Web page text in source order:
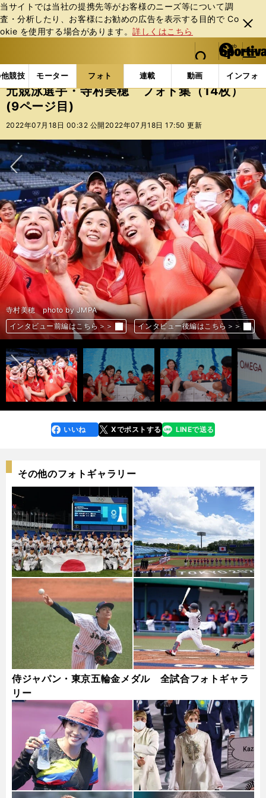
当サイトでは当社の提携先等がお客様のニーズ等について調
査・分析したり、お客様にお勧めの広告を表⽰する⽬的で Co
okie を使⽤する場合があります。詳しくはこちら
閉じ
る
web Sportiva (webスポルティーバ)
検索
マイペ
ー
ジ
メニュ
競技 モーター フォト 連載 動画 インフォ
b
ス
ポ
ル
ー
バ
フォトギャラリー コラムフォト 元競泳選手・寺村
元競泳選手・寺村美穂 フォト集（14枚）
(9ページ目)
2022年07月18日 00:32 公開 2022年07月18日 17:50 更新
次へ
寺村美穂 photo by Kishiku Torao
インタビュー前編はこちら＞＞
インタビュー後編はこちら＞＞
寺村美穂 photo by Kishiku Torao
インタビュー前編はこちら＞＞
インタビュー後編はこちら＞＞
寺村美穂 photo by Kishiku Torao
インタビュー前編はこちら＞＞
インタビュー後編はこちら＞＞
寺村美穂 photo by Kishiku Torao
インタビュー前編はこちら＞＞
インタビュー後編はこちら＞＞
寺村美穂 photo by Kishiku Torao
インタビュー前編はこちら＞＞
インタビュー後編はこちら＞＞
寺村美穂 photo by Kishiku Torao
インタビュー前編はこちら＞＞
インタビュー後編はこちら＞＞
寺村美穂 photo by Kishiku Torao
インタビュー前編はこちら＞＞
インタビュー後編はこちら＞＞
寺村美穂 photo by Kishiku Torao
インタビュー前編はこちら＞＞
インタビュー後編はこちら＞＞
寺村美穂 photo by JMPA
インタビュー前編はこちら＞＞
インタビュー後編はこちら＞＞
寺村美穂 photo by JMPA
インタビュー前編はこちら＞＞
インタビュー後編はこちら＞＞
寺村美穂 photo by JMPA
インタビュー前編はこちら＞＞
インタビュー後編はこちら＞＞
寺村美穂 photo by JMPA
インタビュー前編はこちら＞＞
インタビュー後編はこちら＞＞
寺村美穂 photo by JMPA
インタビュー前編はこちら＞＞
インタビュー後編はこちら＞＞
寺村美穂 photo by JMPA
インタビュー前編はこちら＞＞
インタビュー後編はこちら＞＞
前へ
faceboo
k
いいね Xでポストする
line LINEで送る
その他のフォトギャラリー
侍ジャパン・東京五輪金メダル 全試合フォトギャラ
リー